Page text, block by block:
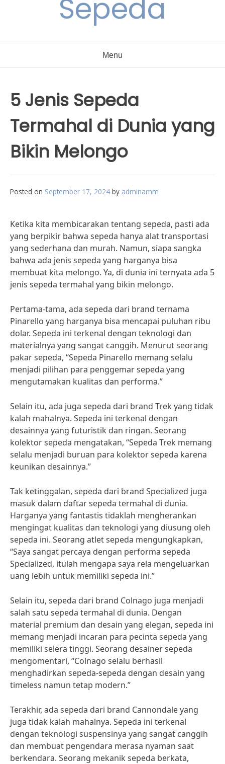
Sepeda
Menu
5 Jenis Sepeda
Termahal di Dunia yang
Bikin Melongo
Posted on September 17, 2024 by adminamm
Ketika kita membicarakan tentang sepeda, pasti ada
yang berpikir bahwa sepeda hanya alat transportasi
yang sederhana dan murah. Namun, siapa sangka
bahwa ada jenis sepeda yang harganya bisa
membuat kita melongo. Ya, di dunia ini ternyata ada 5
jenis sepeda termahal yang bikin melongo.
Pertama-tama, ada sepeda dari brand ternama
Pinarello yang harganya bisa mencapai puluhan ribu
dolar. Sepeda ini terkenal dengan teknologi dan
materialnya yang sangat canggih. Menurut seorang
pakar sepeda, “Sepeda Pinarello memang selalu
menjadi pilihan para penggemar sepeda yang
mengutamakan kualitas dan performa.”
Selain itu, ada juga sepeda dari brand Trek yang tidak
kalah mahalnya. Sepeda ini terkenal dengan
desainnya yang futuristik dan ringan. Seorang
kolektor sepeda mengatakan, “Sepeda Trek memang
selalu menjadi buruan para kolektor sepeda karena
keunikan desainnya.”
Tak ketinggalan, sepeda dari brand Specialized juga
masuk dalam daftar sepeda termahal di dunia.
Harganya yang fantastis tidaklah mengherankan
mengingat kualitas dan teknologi yang diusung oleh
sepeda ini. Seorang atlet sepeda mengungkapkan,
“Saya sangat percaya dengan performa sepeda
Specialized, itulah mengapa saya rela mengeluarkan
uang lebih untuk memiliki sepeda ini.”
Selain itu, sepeda dari brand Colnago juga menjadi
salah satu sepeda termahal di dunia. Dengan
material premium dan desain yang elegan, sepeda ini
memang menjadi incaran para pecinta sepeda yang
memiliki selera tinggi. Seorang desainer sepeda
mengomentari, “Colnago selalu berhasil
menghadirkan sepeda-sepeda dengan desain yang
timeless namun tetap modern.”
Terakhir, ada sepeda dari brand Cannondale yang
juga tidak kalah mahalnya. Sepeda ini terkenal
dengan teknologi suspensinya yang sangat canggih
dan membuat pengendara merasa nyaman saat
berkendara. Seorang mekanik sepeda berkata,